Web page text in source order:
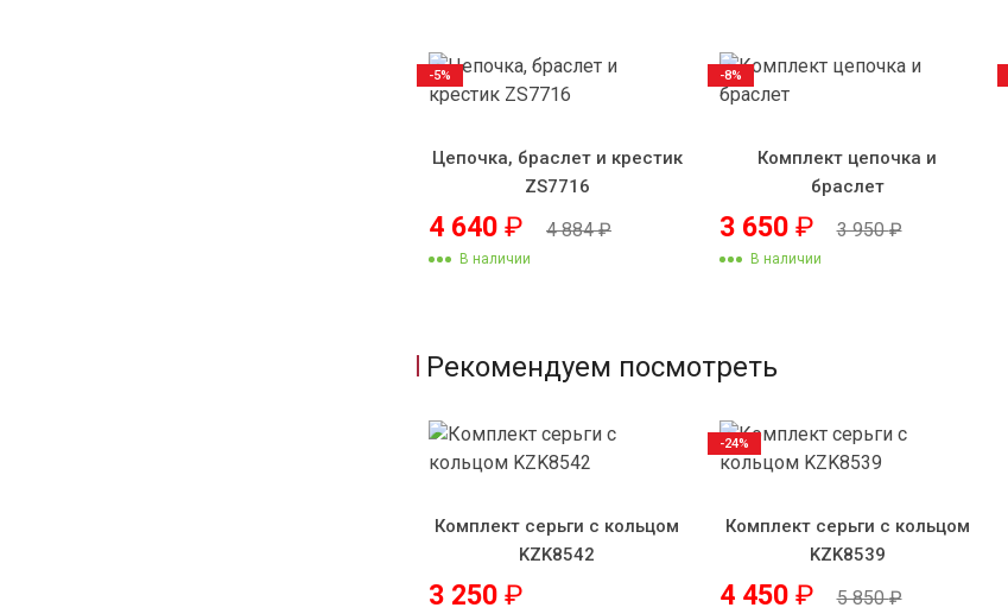
Цепочка, браслет и крестик
ZS7716
4 640 ₽ 4 884₽
В наличии
-5%
Комплект цепочка и
браслет
3 650 ₽ 3 950₽
В наличии
-8%
Рекомендуем посмотреть
Комплект серьги с кольцом
KZK8542
3 250 ₽
Комплект серьги с кольцом
KZK8539
4 450 ₽ 5 850₽
-24%